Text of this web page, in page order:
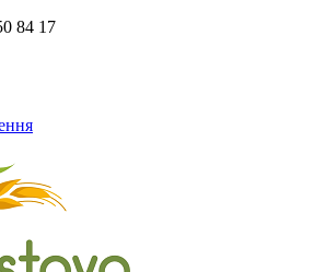
84 17